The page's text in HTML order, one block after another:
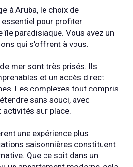
à Aruba, le choix de
essentiel pour profiter
île paradisiaque. Vous avez un
qui s’offrent à vous.
mer sont très prisés. Ils
et un accès direct
Les complexes tout compris
sans souci, avec
activités sur place.
une expérience plus
saisonnières constituent
Que ce soit dans un